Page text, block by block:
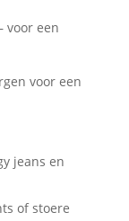
voor een
voor een
jeans en
of stoere